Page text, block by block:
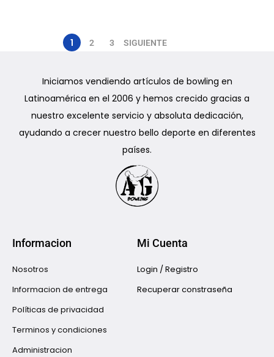
1 2 3 SIGUIENTE
Iniciamos vendiendo artículos de bowling en
Latinoamérica en el 2006 y hemos crecido gracias a
nuestro excelente servicio y absoluta dedicación,
ayudando a crecer nuestro bello deporte en diferentes
países.
Informacion
Nosotros
Informacion de entrega
Políticas de privacidad
Terminos y condiciones
Administracion
Mi Cuenta
Login / Registro
Recuperar constraseña